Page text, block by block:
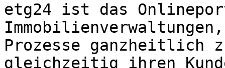
etg24 ist das
Prozesse ganzheitlich
gleichzeitig ihren